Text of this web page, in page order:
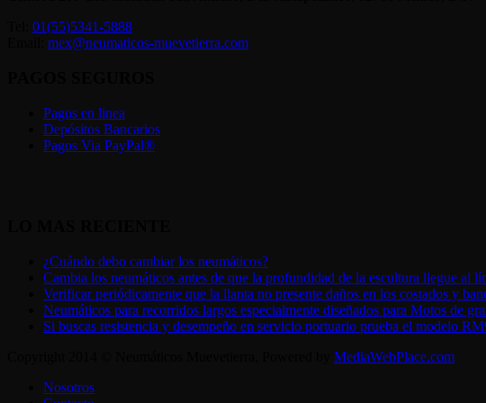
01(55)5341-5888
mex@neumaticos-muevetierra.com
Pagos en linea
Depósitos Bancarios
Pagos Via PayPal®
¿Cuándo debo cambiar los neumáticos?
Cambia los neumáticos antes de que la profundidad de la escultura llegue al
Verificar periódicamente que la llanta no presente daños en los costados y
Neumáticos para recorridos largos especialmente diseñados para Motos de
Si buscas resistencia y desempeño en servicio portuario prueba el modelo
MediaWebPlace.com
Nosotros